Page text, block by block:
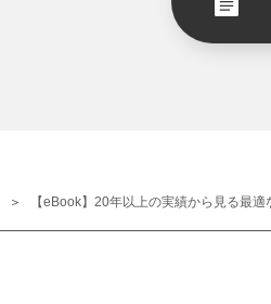
【eBook】20年以上の実績から見る最適